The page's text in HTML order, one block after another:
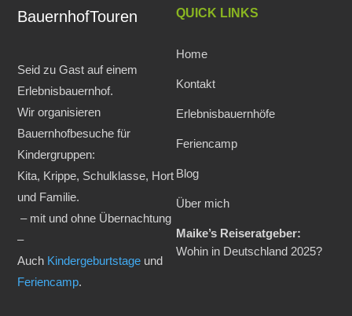
BauernhofTouren
Seid zu Gast auf einem
Erlebnisbauernhof.
Wir organisieren
Bauernhofbesuche für
Kindergruppen:
Kita, Krippe, Schulklasse, Hort
und Familie.
– mit und ohne Übernachtung
–
Auch Kindergeburtstage und
Feriencamp.
QUICK LINKS
Home
Kontakt
Erlebnisbauernhöfe
Feriencamp
Blog
Über mich
Maike’s Reiseratgeber:
Wohin in Deutschland 2025?